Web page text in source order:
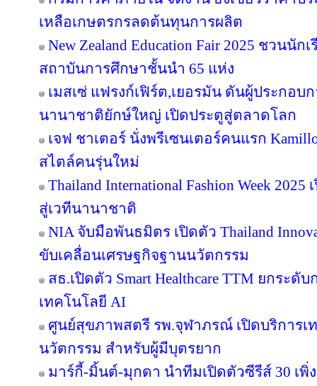
เหลือเกษตรกรลดต้นทุนการผลิต
New Zealand Education Fair 2025 ชวนนั
สถาบันการศึกษาชั้นนำ 65 แห่ง
เมสเซ่ แฟรงก์เฟิร์ต,เยอรมัน ดันผู้ประกอบ
นานาชาติยักษ์ใหญ่ เปิดประตูสู่ตลาดโลก
เจฟ ชาเตอร์ นั่งพรีเซนเตอร์คนแรก
สไตล์คนรุ่นใหม่
Thailand International Fashion Week
สู่เวทีนานาชาติ
NIA จับมือพันธมิตร เปิดตัว Thailand
ขับเคลื่อนเศรษฐกิจฐานนวัตกรรม
สธ.เปิดตัว Smart Healthcare TTM ยกระ
เทคโนโลยี AI
ศูนย์สุขภาพสตรี รพ.จุฬาภรณ์ เปิดบริการเ
นวัตกรรม สำหรับผู้มีบุตรยาก
มาร์กี้-มิ้นต์-มุกดา นำทีมเปิดตัวซีรีส์ 30 เพิ่